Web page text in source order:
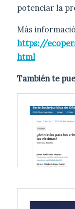
potenciar la
Más
https://
html
También te